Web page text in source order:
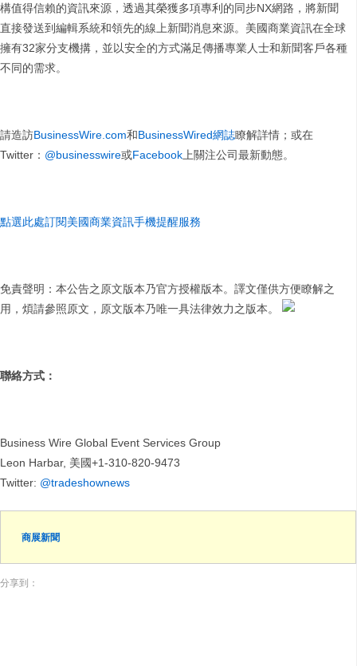
構值得信賴的資訊來源，透過其榮獲多項專利的同步NX網路，將新聞
直接發送到編輯系統和領先的線上新聞消息來源。美國商業資訊在全球
擁有32家分支機搆，並以安全的方式滿足傳播專業人士和新聞客戶各種
不同的需求。
請造訪BusinessWire.com和BusinessWired網誌瞭解詳情；或在
Twitter： @businesswire或Facebook上關注公司最新動態。
點選此處訂閱美國商業資訊手機提醒服務
免責聲明：本公告之原文版本乃官方授權版本。譯文僅供方便瞭解之
用，煩請參照原文，原文版本乃唯一具法律效力之版本。
聯絡方式：
Business Wire Global Event Services Group
Leon Harbar, 美國+1-310-820-9473
Twitter: @tradeshownews
商展新聞
分享到：